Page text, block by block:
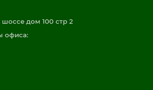
дом 100 стр 2
офиса: